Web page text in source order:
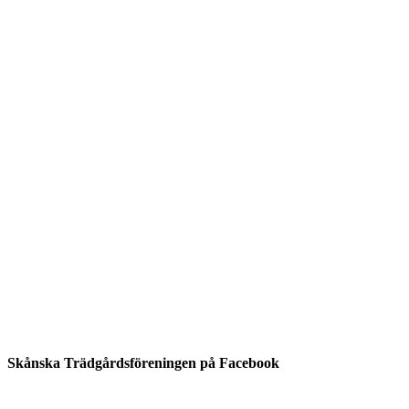
Skånska Trädgårdsföreningen på Facebook